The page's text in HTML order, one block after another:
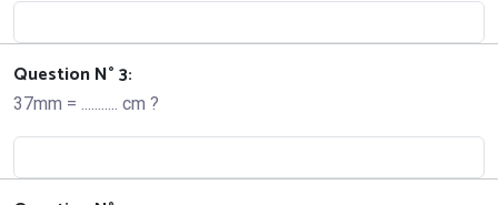
Question N° 3:
37mm = ........... cm ?